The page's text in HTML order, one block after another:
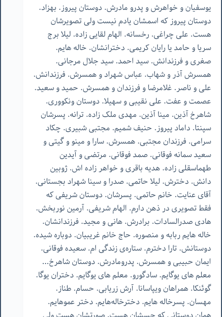
یوسفیان و خواهرش و پدرو مادرش. دوستان پیروز. بهزاد.
دوستان پیروز که اسمشان یادم نیست ولی تصویرشان
هست. علی چراغی. رخسانه. الهام لقایی زاده. لیلا برج
سریا و حامد یا رایان کریمی. دخترانشان. خاله هایم.
صغری و فرزندانش. سید احمد. سید جلال مرجانی.
همسرش آذر و شهاب. عباس شهراد و همسرش. فرزندانش.
علی و ناصر. غلامرضا و فرزندان و همسرش. حمید و سعید.
عصمت و عفت. علی نقیبی و سهیلا. دوستان ونکووری.
شاهرخ آذین. مینا آذین. مهدی ملک زاده. ترانه. پسرشان
سپنتا. داماد پیروز. حنیف شمیم. مجتبی شبیری. چکاد
سرامی. فرزندان مجتبی. همسرش. سارا و مینو و گیتی و
سعید سمانه فوقانی. صمد فوقانی. مرتضی و آیدین
طهماسقلی زاده. هدیه باقری و خواهر زاده اش. ژوبین
دانش. دخترش. لیلا حاتمی. صدرا و سینا شهراد بجستانی.
آقای عنایت. خانم حاتمی. پسرشان. دوستان شریفی که
فقط تصویری در ذهن دارم. الهام شریفی. آرمین نوربخش.
هادی صدرالسادات. برادرش. هانی و مجید. فرزندانشان.
خاله هایم ربابه و منصوره. حاج خانم غریبیان. دوباره شیده.
دوستانش. تارا دخترم. ستاره‌ی زندگی ام. سعیده فوقانی.
ایمان حبیبی و همسرش. پدرومادرش. دوستان شاهرخ…
معلم های یوگایم. سادگورو. معلم های یوگایم. دختران یوگا.
گوئنکا. همراهان ویپاسانا. آرش زریابی. حسام. طناز.
مهسان. پسرخاله هایم. دخترخاله‌هایم. دختر عموهایم.